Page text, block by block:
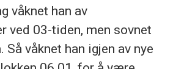
våknet han av
ved 03-tiden, men sovnet
Så våknet han igjen av nye